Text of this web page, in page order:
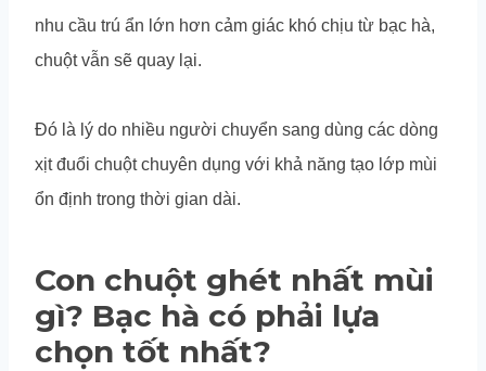
nhu cầu trú ẩn lớn hơn cảm giác khó chịu từ bạc hà,
chuột vẫn sẽ quay lại.
Đó là lý do nhiều người chuyển sang dùng các dòng
xịt đuổi chuột chuyên dụng với khả năng tạo lớp mùi
ổn định trong thời gian dài.
Con chuột ghét nhất mùi
gì? Bạc hà có phải lựa
chọn tốt nhất?